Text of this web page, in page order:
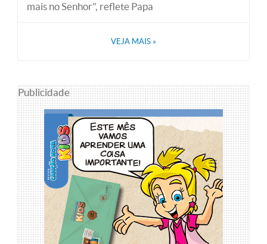
mais no Senhor", reflete Papa
VEJA MAIS »
Publicidade